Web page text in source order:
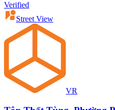
Verified
Street View
VR